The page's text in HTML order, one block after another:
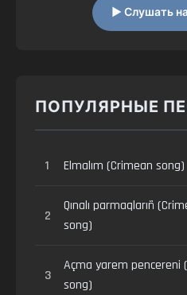
▶ Слушать на
ПОПУЛЯРНЫЕ
1 Elmalım (Crimean song)
2
Qınalı parmaqlarıñ
song)
3
Açma yarem pencereni
song)